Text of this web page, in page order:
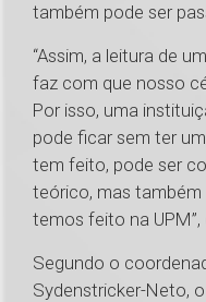
também pode ser
“Assim, a leitura de
faz com que nosso
Por isso, uma
pode ficar sem ter
tem feito, pode ser
teórico, mas também
temos feito na UPM”,
Segundo o
Sydenstricker-Neto,